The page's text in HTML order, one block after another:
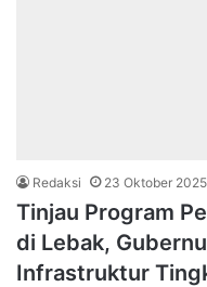
Redaksi 23 Oktober 2025
Tinjau Program
di Lebak,
Infrastruktur